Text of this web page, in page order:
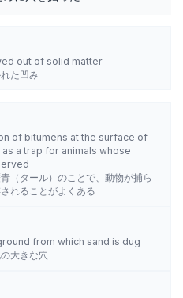
out of solid matter
た凹み
of bitumens at the surface of
a trap for animals whose
（タール）のことで、動物が捕ら
れることがよくある
from which sand is dug
大きな穴